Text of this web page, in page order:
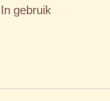
In gebruik